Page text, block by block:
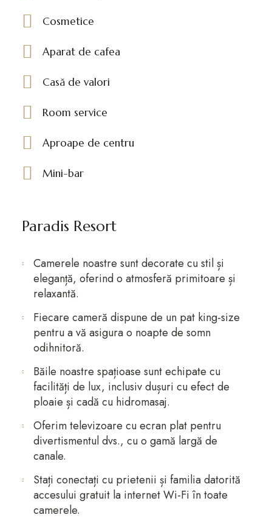
Cosmetice
Aparat de cafea
Casă de valori
Room service
Aproape de centru
Mini-bar
Paradis Resort
Camerele noastre sunt decorate cu stil și
eleganță, oferind o atmosferă primitoare și
relaxantă.
Fiecare cameră dispune de un pat king-size
pentru a vă asigura o noapte de somn
odihnitoră.
Băile noastre spațioase sunt echipate cu
facilități de lux, inclusiv dușuri cu efect de
ploaie și cadă cu hidromasaj.
Oferim televizoare cu ecran plat pentru
divertismentul dvs., cu o gamă largă de
canale.
Stați conectați cu prietenii și familia datorită
accesului gratuit la internet Wi-Fi în toate
camerele.